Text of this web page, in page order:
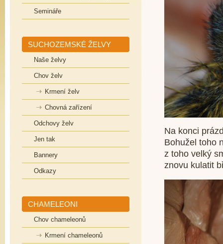
Semináře
SUCHOZEMSKÉ ŽELVY
Naše želvy
Chov želv
Krmení želv
Chovná zařízení
Odchovy želv
Jen tak
Bannery
Odkazy
CHAMELEONI
Chov chameleonů
Krmení chameleonů
Na konci
Bohužel toho
z toho velký
znovu kulatit